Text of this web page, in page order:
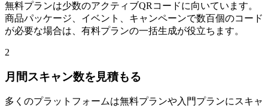
無料プランは少数のアクティブQRコードに向いています。
商品パッケージ、イベント、キャンペーンで数百個のコード
が必要な場合は、有料プランの一括生成が役立ちます。
2
月間スキャン数を見積もる
多くのプラットフォームは無料プランや入門プランにスキャ